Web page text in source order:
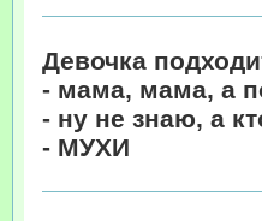
Девочка
- мама, мама, а
- ну не знаю, а
- МУХИ